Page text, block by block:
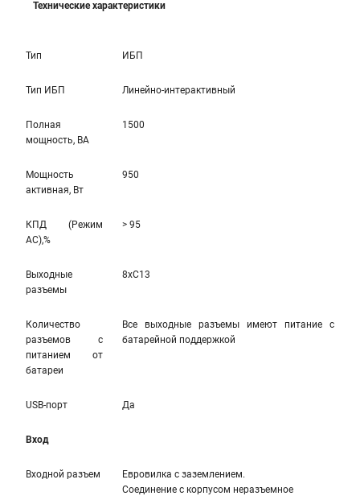
Технические характеристики
Тип ИБП
Тип ИБП Линейно-интерактивный
Полная
мощность, ВА
1500
Мощность
активная, Вт
950
КПД (Режим
AC),%
> 95
Выходные
разъемы
8xC13
Количество
разъемов с
питанием от
батареи
Все выходные разъемы имеют питание с
батарейной поддержкой
USB-порт Да
Вход
Входной разъем
Евровилка с заземлением.
Соединение с корпусом неразъемное